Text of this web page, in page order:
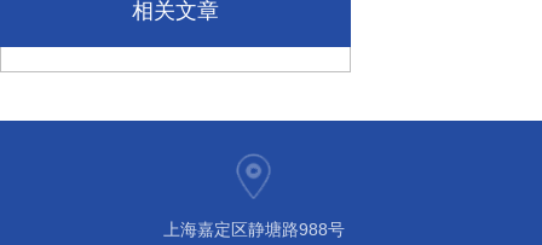
相关文章
上海嘉定区静塘路988号